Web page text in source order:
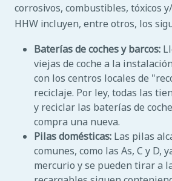
corrosivos, combustibles, tóxicos
HHW incluyen, entre otros, los
Baterías de coches y barcos:
viejas de coche a la
con los centros locales de
reciclaje. Por ley, todas las
y reciclar las baterías de
compra una nueva.
Pilas domésticas: Las pilas
comunes, como las As, C y D,
mercurio y se pueden tirar a